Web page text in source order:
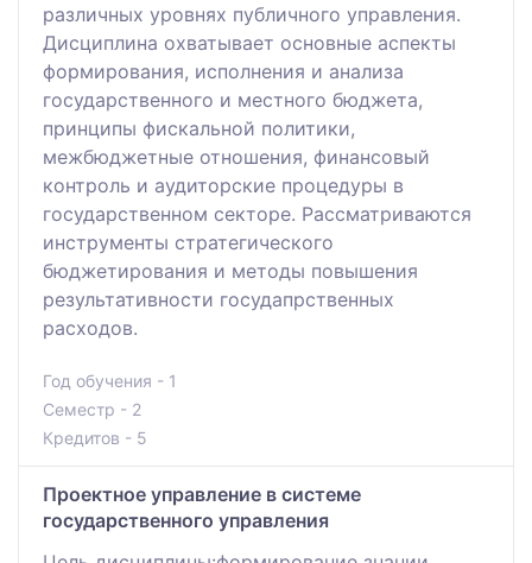
различных уровнях публичного управления.
Дисциплина охватывает основные аспекты
формирования, исполнения и анализа
государственного и местного бюджета,
принципы фискальной политики,
межбюджетные отношения, финансовый
контроль и аудиторские процедуры в
государственном секторе. Рассматриваются
инструменты стратегического
бюджетирования и методы повышения
результативности госудапрственных
расходов.
Год обучения - 1
Семестр - 2
Кредитов - 5
Проектное управление в системе
государственного управления